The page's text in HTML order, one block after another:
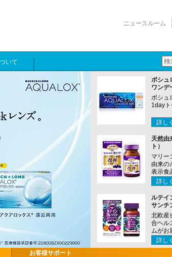
ニュースルーム
いて
ボシュ
ワンデ
ボシュ
1dayト
詳し
天然由
ト）
マリー
由来の
表示食
詳し
ルテイ
サンチ
北欧産
合ヘル
ムがお
詳し
お客様サポート